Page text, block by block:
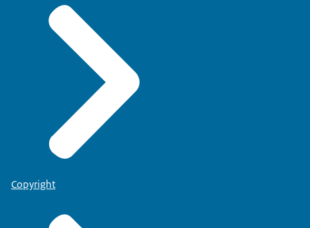
Copyright